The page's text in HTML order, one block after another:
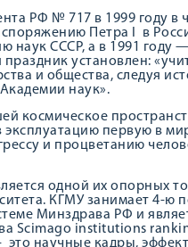
РФ № 717 в 1999 году в
Петра I в
наук СССР, а в 1991 году
праздник установлен:
и общества, следуя
наук».
космическое
эксплуатацию первую в
и процветанию
одной их опорных
КГМУ занимает 4-ю
Минздрава РФ и
Scimago institutions
научные кадры,